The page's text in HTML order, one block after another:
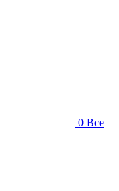
0 Все